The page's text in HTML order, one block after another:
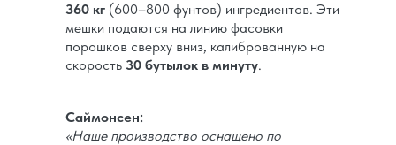
Саймонсен:
«Наше производство оснащено по
360 кг (600–800 фунтов) ингредиентов. Эти
мешки подаются на линию фасовки
порошков сверху вниз, калиброванную на
скорость 30 бутылок в минуту.